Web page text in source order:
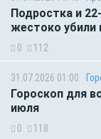
Подростка и
жестоко убили
0 112
31.07.2026 01:00
Гороскоп для
июля
0 118